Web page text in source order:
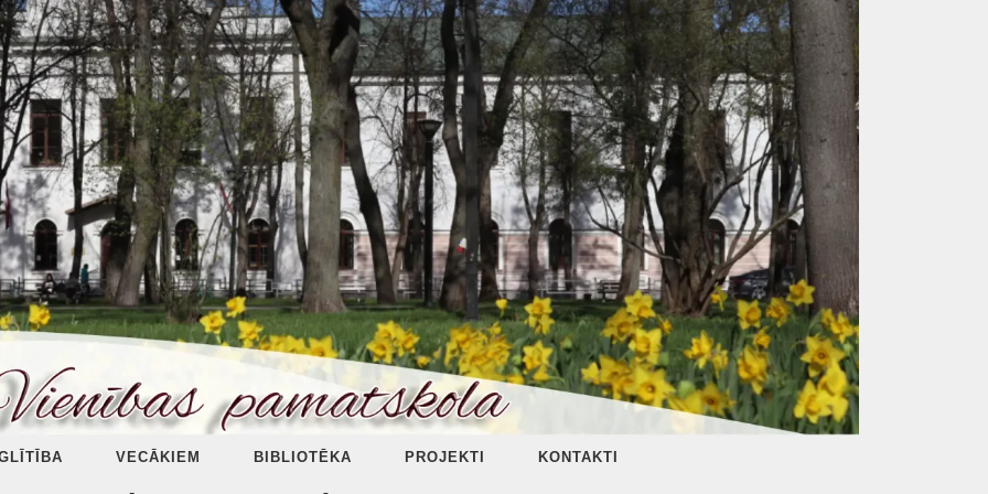
VECĀKIEM BIBLIOTĒKA PROJEKTI KONTAKTI